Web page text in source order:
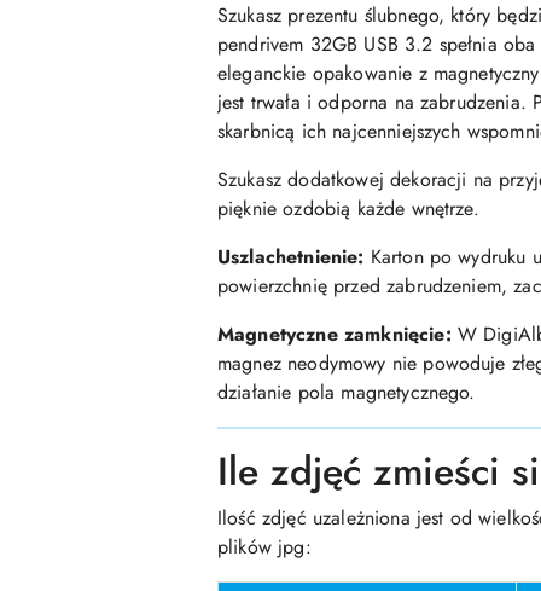
Szukasz prezentu ślubnego, który
pendrivem 32GB USB 3.2 spełnia
eleganckie opakowanie z
jest trwała i odporna na
skarbnicą ich najcenniejszych
Szukasz dodatkowej dekoracji na
pięknie ozdobią każde wnętrze.
Uszlachetnienie: Karton po wydruku
powierzchnię przed zabrudzeniem,
Magnetyczne zamknięcie: W
magnez neodymowy nie powoduje
działanie pola magnetycznego.
Ile zdjęć zmieści
Ilość zdjęć uzależniona jest od
plików jpg: